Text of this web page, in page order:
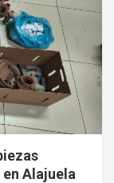
Alajuela